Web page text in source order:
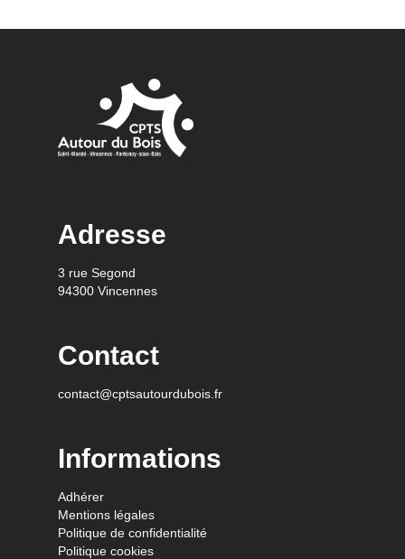
Adresse
3 rue Segond
94300 Vincennes
Contact
contact@cptsautourdubois.fr
Informations
Adhérer
Mentions légales
Politique de confidentialité
Politique cookies